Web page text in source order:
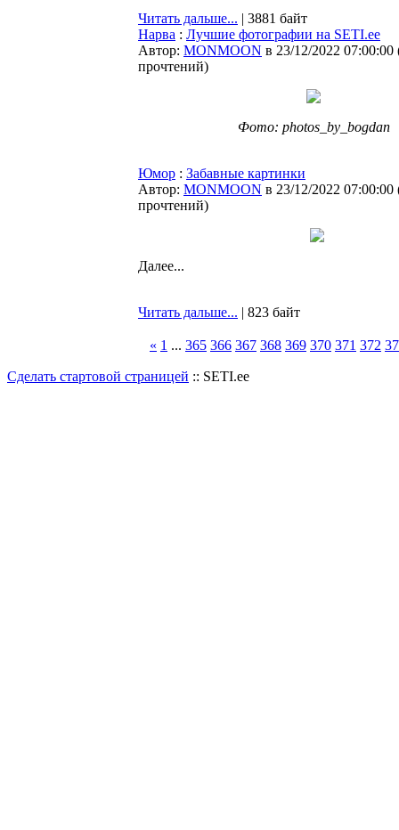
Читать дальше... | 3881 байт
Нарва : Лучшие фотографии на SETI.ee
Автор: MONMOON в 23/12/2022 07:00:00
прочтений)
Фото: photos_by_bogdan
Юмор : Забавные картинки
Автор: MONMOON в 23/12/2022 07:00:00
прочтений)
Далее...
Читать дальше... | 823 байт
« 1 ... 365 366 367 368 369 370 371 372
Сделать стартовой страницей :: SETI.ee